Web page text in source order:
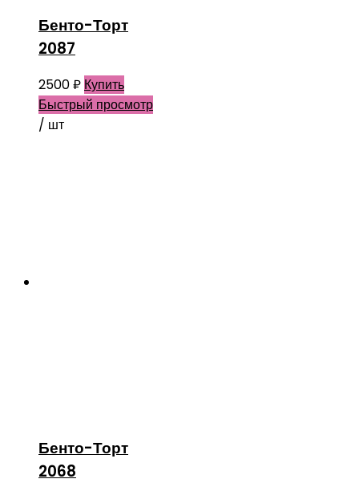
Бенто-Торт
2087
2500₽ Купить
Быстрый просмотр
/ шт
Бенто-Торт
2068